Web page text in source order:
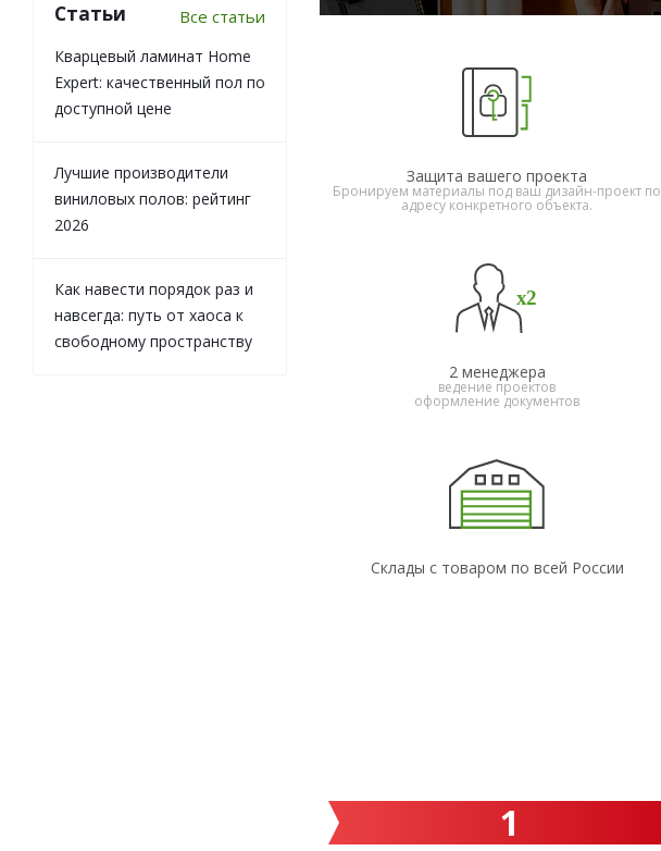
Защита вашего проекта
Бронируем материалы под ваш дизайн-проект по
адресу конкретного объекта.
2 менеджера
ведение проектов
оформление документов
Склады с товаром по всей России
1
Статьи Все статьи
Кварцевый ламинат Home
Expert: качественный пол по
доступной цене
Лучшие производители
виниловых полов: рейтинг
2026
Как навести порядок раз и
навсегда: путь от хаоса к
свободному пространству